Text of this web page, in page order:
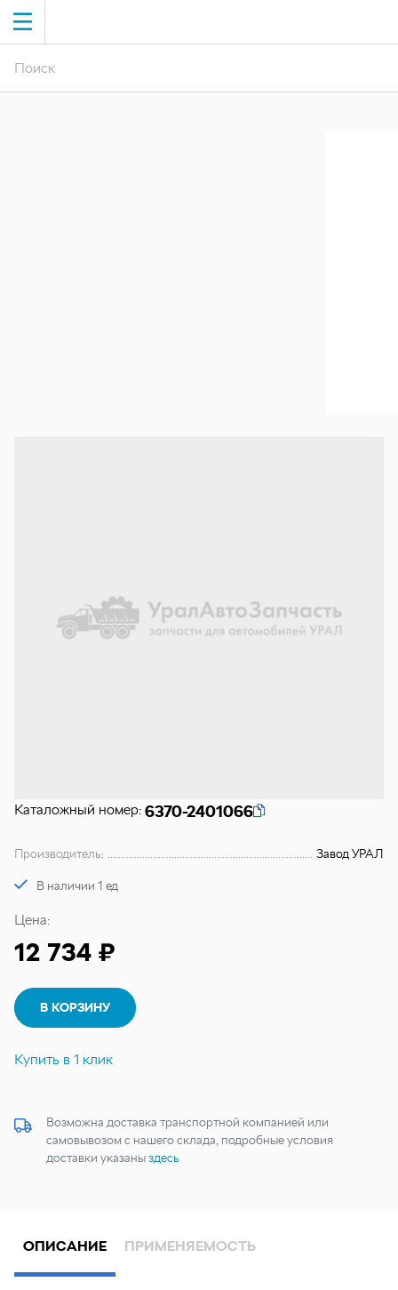
Каталожный номер: 6370-2401066
Производитель: Завод УРАЛ
В наличии 1 ед
Цена:
12 734 ₽
В КОРЗИНУ
Купить в 1 клик
Возможна доставка транспортной компанией или
самовывозом с нашего склада, подробные условия
доставки указаныздесь
ОПИСАНИЕ ПРИМЕНЯЕМОСТЬ